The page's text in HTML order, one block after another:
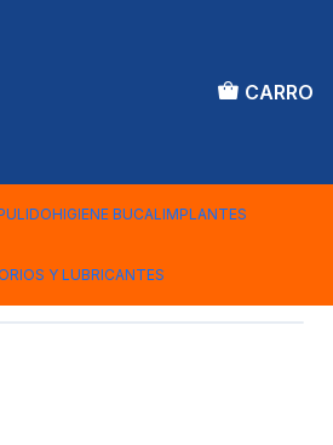
CARRO
HIGIENE BUCALIMPLANTES
Y LUBRICANTES